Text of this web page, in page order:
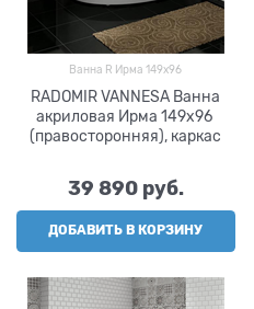
Ванна R Ирма 149х96
RADOMIR VANNESA Ванна
акриловая Ирма 149х96
(правосторонняя), каркас
39 890 руб.
ДОБАВИТЬ В КОРЗИНУ